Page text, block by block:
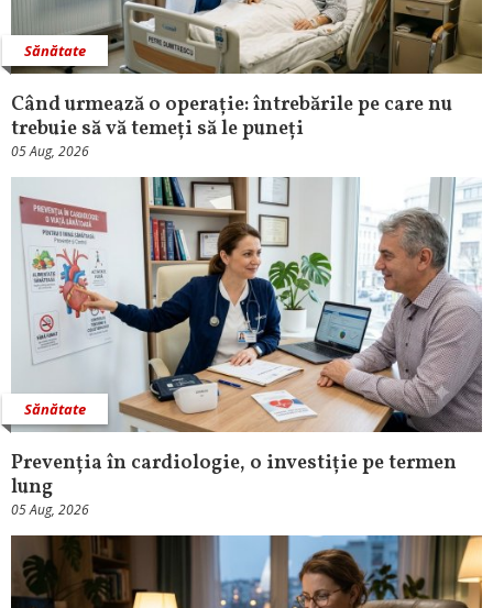
Sănătate
Când urmează o operație: întrebările pe care nu
trebuie să vă temeți să le puneți
05 Aug, 2026
Sănătate
Prevenția în cardiologie, o investiție pe termen
lung
05 Aug, 2026